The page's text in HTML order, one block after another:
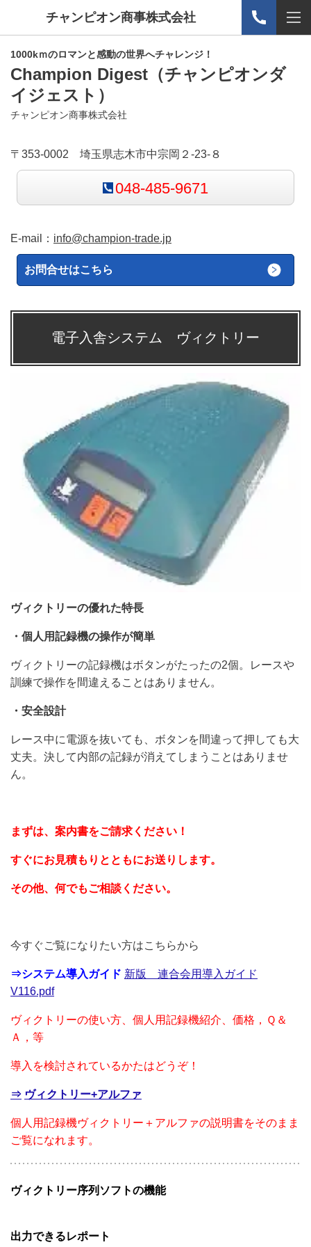
チャンピオン商事株式会社
1000kｍのロマンと感動の世界へチャレンジ！
Champion Digest （チャンピオンダ
イジェスト）
チャンピオン商事株式会社
〒353-0002 埼玉県志木市中宗岡２-23-８
048-485-9671
E-mail： info@champion-trade.jp
お問合せはこちら
電子入舎システム ヴィクトリー
ヴィクトリーの優れた特長
・個人用記録機の操作が簡単
ヴィクトリーの記録機はボタンがたったの2個。レースや
訓練で操作を間違えることはありません。
・安全設計
レース中に電源を抜いても、ボタンを間違って押しても大
丈夫。決して内部の記録が消えてしまうことはありませ
ん。
まずは、案内書をご請求ください！
すぐにお見積もりとともにお送りします。
その他、何でもご相談ください。
今すぐご覧になりたい方はこちらから
⇒システム導入ガイド 新版 連合会用導入ガイド
V116.pdf
ヴィクトリーの使い方、個人用記録機紹介、価格，Ｑ＆
Ａ，等
導入を検討されているかたはどうぞ！
⇒ ヴィクトリー+アルファ
個人用記録機ヴィクトリー＋アルファの説明書をそのまま
ご覧になれます。
ヴィクトリー序列ソフトの機能
出力できるレポート